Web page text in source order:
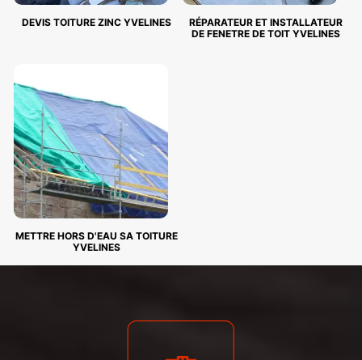
DEVIS TOITURE ZINC YVELINES
RÉPARATEUR ET INSTALLATEUR
DE FENETRE DE TOIT YVELINES
METTRE HORS D'EAU SA TOITURE
YVELINES